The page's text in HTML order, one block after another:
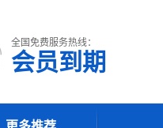
全国免费服务热线：
会员到期